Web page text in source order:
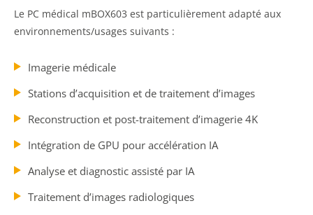
Le PC médical mBOX603 est particulièrement adapté aux
environnements/usages suivants :
Imagerie médicale
Stations d’acquisition et de traitement d’images
Reconstruction et post-traitement d’imagerie 4K
Intégration de GPU pour accélération IA
Analyse et diagnostic assisté par IA
Traitement d’images radiologiques